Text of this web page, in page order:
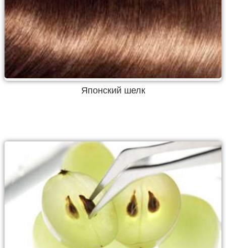
Японский шелк